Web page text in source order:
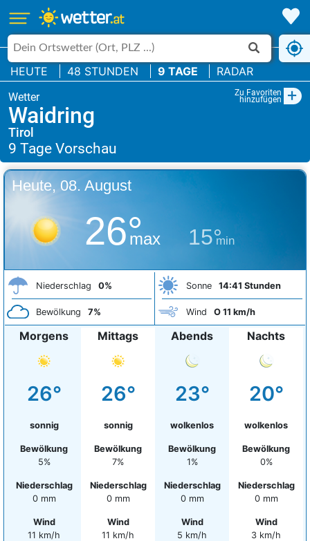
HEUTE 48 STUNDEN 9 TAGE RADAR
Zu Favoriten
hinzufügen +
Waidring
Tirol
Heute, 08. August
26°
max 15°
min
Niederschlag 0%
Bewölkung 7%
Sonne 14:41 Stunden
Wind O 11 km/h
Morgens
26°
sonnig
Bewölkung
5%
Niederschlag
0 mm
Wind
11 km/h
Mittags
26°
sonnig
Bewölkung
7%
Niederschlag
0 mm
Wind
11 km/h
Abends
23°
wolkenlos
Bewölkung
1%
Niederschlag
0 mm
Wind
5 km/h
Nachts
20°
wolkenlos
Bewölkung
0%
Niederschlag
0 mm
Wind
3 km/h